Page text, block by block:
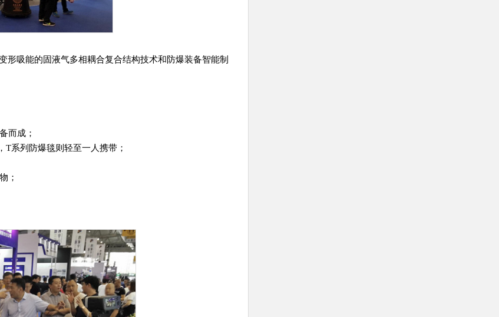
吸能的固液气多相耦合复合结构技术和防爆装备智能制
而成；
系列防爆毯则轻至一人携带；
；